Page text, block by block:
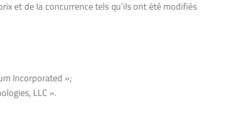
et de la concurrence tels qu’ils ont été modifiés
Incorporated »;
LLC ».